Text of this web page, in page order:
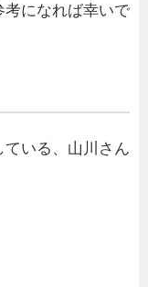
考になれば幸いで
いる、山川さん